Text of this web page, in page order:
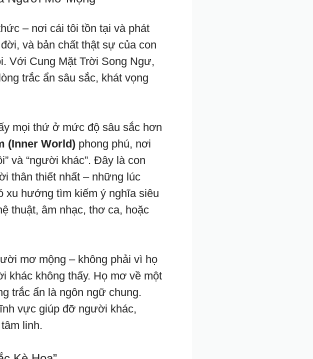
– nơi cái tôi tồn tại và phát
và bản chất thật sự của con
Với Cung Mặt Trời Song Ngư,
trắc ẩn sâu sắc, khát vọng
mọi thứ ở mức độ sâu sắc hơn
(Inner World) phong phú, nơi
và “người khác”. Đây là con
thân thiết nhất – những lúc
xu hướng tìm kiếm ý nghĩa siêu
thuật, âm nhạc, thơ ca, hoặc
mơ mộng – không phải vì họ
khác không thấy. Họ mơ về một
trắc ẩn là ngôn ngữ chung.
vực giúp đỡ người khác,
linh.